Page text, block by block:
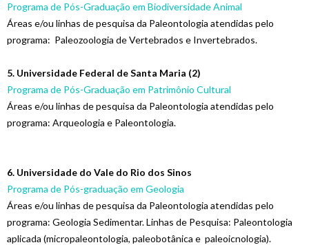
Programa de Pós-Graduação em Biodiversidade Animal
Áreas e/ou linhas de pesquisa da Paleontologia atendidas pelo
programa: Paleozoologia de Vertebrados e Invertebrados.
5. Universidade Federal de Santa Maria (2)
Programa de Pós-Graduação em Patrimônio Cultural
Áreas e/ou linhas de pesquisa da Paleontologia atendidas pelo
programa: Arqueologia e Paleontologia.
6. Universidade do Vale do Rio dos Sinos
Programa de Pós-graduação em Geologia
Áreas e/ou linhas de pesquisa da Paleontologia atendidas pelo
programa: Geologia Sedimentar.Linhas de Pesquisa: Paleontologia
aplicada (micropaleontologia, paleobotânica e paleoicnologia).